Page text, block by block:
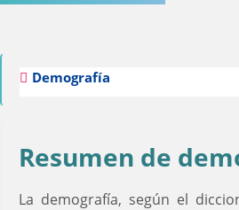
Demografía
Resumen de
La demografía, según el